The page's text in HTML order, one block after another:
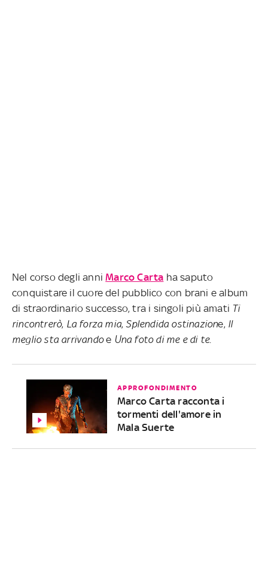
Nel corso degli anniMarco Carta ha saputo
conquistare il cuore del pubblico con brani e album
di straordinario successo, tra i singoli più amati Ti
rincontrerò, La forza mia,Splendida ostinazione, Il
meglio sta arrivandoe Una foto di me e di te.
APPROFONDIMENTO
Marco Carta racconta i
tormenti dell'amore in
Mala Suerte